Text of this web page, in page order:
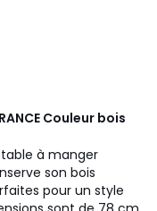
Couleur bois
à manger
son bois
pour un style